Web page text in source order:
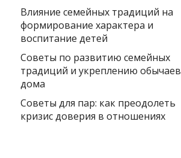
Влияние семейных традиций на
формирование характера и
воспитание детей
Советы по развитию семейных
традиций и укреплению обычаев
дома
Советы для пар: как преодолеть
кризис доверия в отношениях